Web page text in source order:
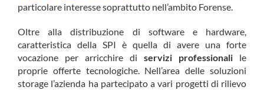
particolare interesse soprattutto nell’ambito Forense.
Oltre alla distribuzione di software e hardware,
caratteristica della SPI è quella di avere una forte
vocazione per arricchire di servizi professionali le
proprie offerte tecnologiche. Nell’area delle soluzioni
storage l’azienda ha partecipato a vari progetti di rilievo